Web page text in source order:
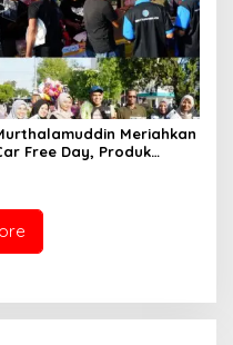
Meriahkan
Free Day, Produk